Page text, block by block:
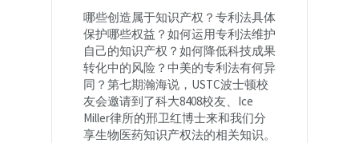
哪些创造属于知识产权？专利法具体
保护哪些权益？如何运用专利法维护
自己的知识产权？如何降低科技成果
转化中的风险？中美的专利法有何异
同？第七期瀚海说，USTC波士顿校
友会邀请到了科大8408校友、Ice
Miller律所的邢卫红博士来和我们分
享生物医药知识产权法的相关知识。